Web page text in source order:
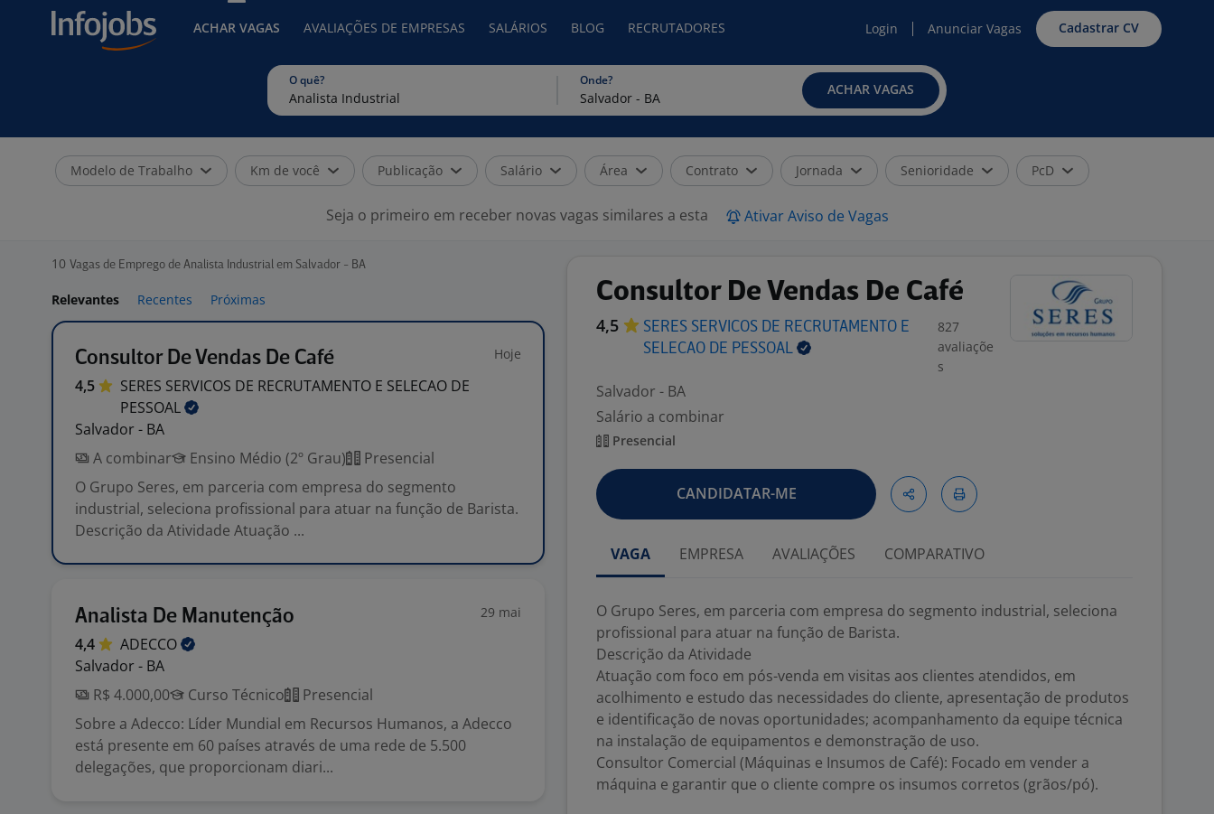
ACHAR VAGAS AVALIAÇÕES DE EMPRESAS SALÁRIOS BLOG RECRUTADORES Login Anunciar Vagas Cadastrar CV
O quê? Onde?
ACHAR VAGAS
Modelo de Trabalho Km de você Publicação Salário Área Contrato Jornada Senioridade PcD
Seja o primeiro em receber novas vagas similares a esta Ativar Aviso de Vagas
10 Vagas de Emprego de Analista Industrial em Salvador - BA
Relevantes Recentes Próximas
Consultor De Vendas De Café Hoje
4,5
SERES SERVICOS DE RECRUTAMENTO E SELECAO DE
PESSOAL
Salvador - BA
A combinar
Ensino Médio (2º Grau)
Presencial
O Grupo Seres, em parceria com empresa do segmento
industrial, seleciona profissional para atuar na função de Barista.
Descrição da Atividade Atuação ...
Analista De Manutenção 29 mai
4,4
ADECCO
Salvador - BA
R$ 4.000,00
Curso Técnico
Presencial
Sobre a Adecco: Líder Mundial em Recursos Humanos, a Adecco
está presente em 60 países através de uma rede de 5.500
delegações, que proporcionam diari...
Consultor De Vendas De Café
4,5
SERES SERVICOS DE RECRUTAMENTO E
SELECAO DE PESSOAL
827
avaliaçõe
s
Salvador - BA
Salário a combinar
Presencial
CANDIDATAR-ME
VAGA EMPRESA AVALIAÇÕES COMPARATIVO
O Grupo Seres, em parceria com empresa do segmento industrial, seleciona
profissional para atuar na função de Barista.
Descrição da Atividade
Atuação com foco em pós-venda em visitas aos clientes atendidos, em
acolhimento e estudo das necessidades do cliente, apresentação de produtos
e identificação de novas oportunidades; acompanhamento da equipe técnica
na instalação de equipamentos e demonstração de uso.
Consultor Comercial (Máquinas e Insumos de Café): Focado em vender a
máquina e garantir que o cliente compre os insumos corretos (grãos/pó).